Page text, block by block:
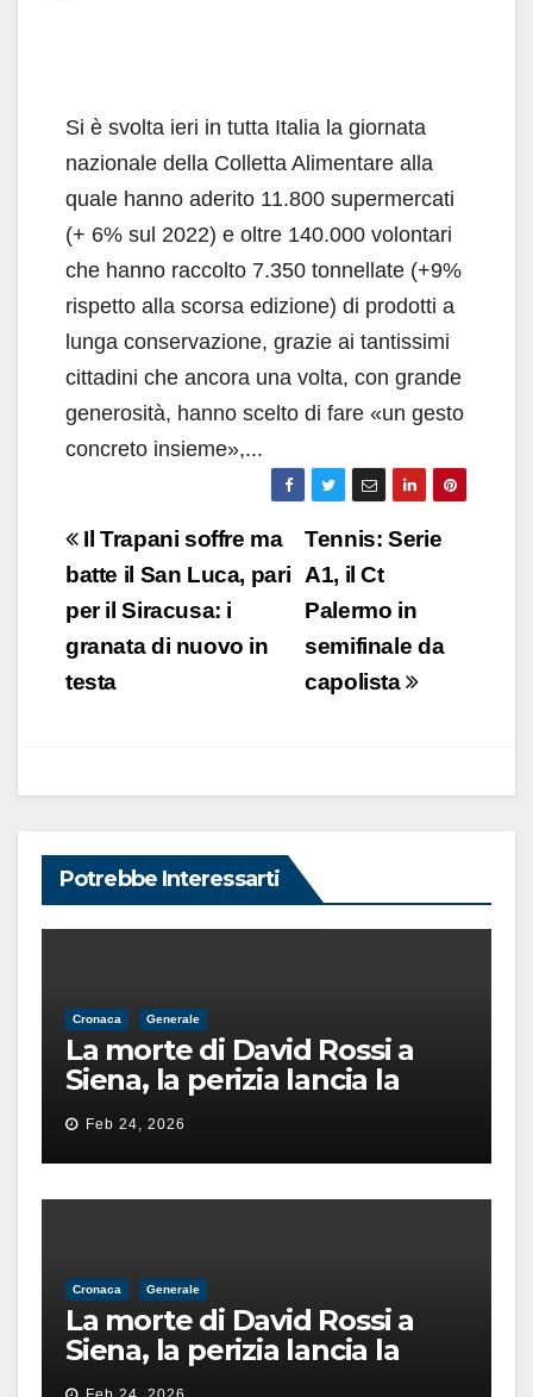
Si è svolta ieri in tutta Italia la giornata
nazionale della Colletta Alimentare alla
quale hanno aderito 11.800 supermercati
(+ 6% sul 2022) e oltre 140.000 volontari
che hanno raccolto 7.350 tonnellate (+9%
rispetto alla scorsa edizione) di prodotti a
lunga conservazione, grazie ai tantissimi
cittadini che ancora una volta, con grande
generosità, hanno scelto di fare «un gesto
concreto insieme»,...
Navigazione
articoli
Tennis: Serie
A1, il Ct
Palermo in
semifinale da
capolista
Il Trapani soffre ma
batte il San Luca, pari
per il Siracusa: i
granata di nuovo in
testa
Potrebbe Interessarti
Cronaca Generale
La morte di David Rossi a
Siena, la perizia lancia la
pista di un’intimidazione
finita male
Feb 24, 2026
Cronaca Generale
La morte di David Rossi a
Siena, la perizia lancia la
pista di un’intimidazione